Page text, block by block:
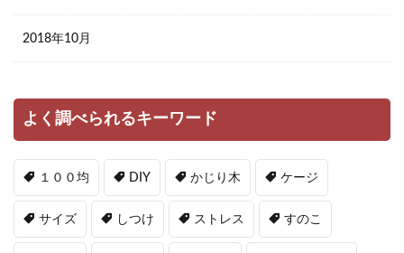
2018年10月
よく調べられるキーワード
１００均 DIY かじり木 ケージ
サイズ しつけ ストレス すのこ